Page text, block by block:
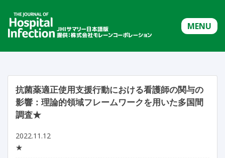
MENU
抗菌薬適正使用支援行動における看護師の関与の
影響：理論的領域フレームワークを用いた多国間
調査★
2022.11.12
★